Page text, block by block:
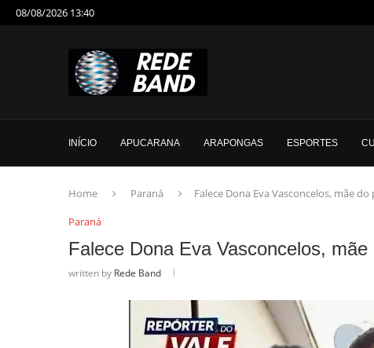
08/08/2026 13:40
INÍCIO APUCARANA ARAPONGAS ESPORTES
Home Paraná
Falece Dona Eva Vasconcelos, mãe
Paraná
Falece Dona Eva Vasconcelos,
written by Rede Band